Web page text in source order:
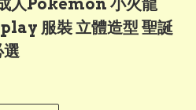
人Pokemon 小火龍
服裝 立體造型 聖誕
選